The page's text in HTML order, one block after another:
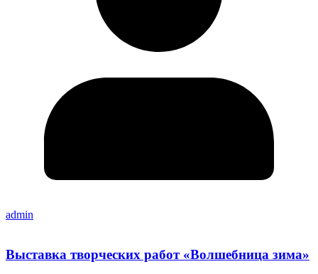
admin
Выставка творческих работ «Волшебница зима»